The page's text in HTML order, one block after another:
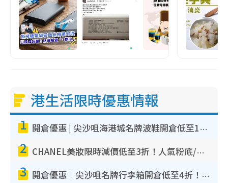
港生活限時優惠情報
1 開倉優惠 | 尖沙咀海港城名牌波鞋開倉低至1折！On鞋$899起／Joy&Peace鞋履$98起
2 CHANEL美妝限時減價低至3折！人氣粉底/唇膏/精華液低至$275！COCO香水都有平
3 開倉優惠｜尖沙咀名牌行李箱開倉低至4折！一連5日 American Tourister/ace./Hallmark $200起！